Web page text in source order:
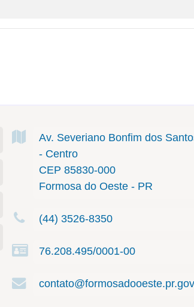
Av. Severiano Bonfim dos
- Centro
CEP 85830-000
Formosa do Oeste - PR
(44) 3526-8350
76.208.495/0001-00